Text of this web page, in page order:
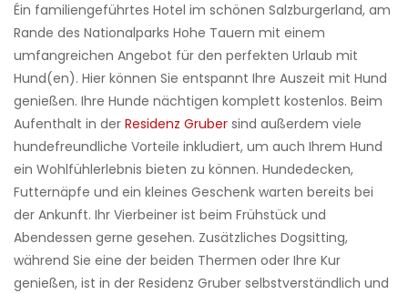
Éin familiengeführtes Hotel im schönen Salzburgerland, am
Rande des Nationalparks Hohe Tauern mit einem
umfangreichen Angebot für den perfekten Urlaub mit
Hund(en). Hier können Sie entspannt Ihre Auszeit mit Hund
genießen. Ihre Hunde nächtigen komplett kostenlos. Beim
Aufenthalt in der Residenz Gruber sind außerdem viele
hundefreundliche Vorteile inkludiert, um auch Ihrem Hund
ein Wohlfühlerlebnis bieten zu können. Hundedecken,
Futternäpfe und ein kleines Geschenk warten bereits bei
der Ankunft. Ihr Vierbeiner ist beim Frühstück und
Abendessen gerne gesehen. Zusätzliches Dogsitting,
während Sie eine der beiden Thermen oder Ihre Kur
genießen, ist in der Residenz Gruber selbstverständlich und